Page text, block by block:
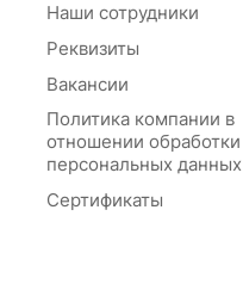
Наши сотрудники
Реквизиты
Вакансии
Политика компании в
отношении обработки
персональных данных
Сертификаты